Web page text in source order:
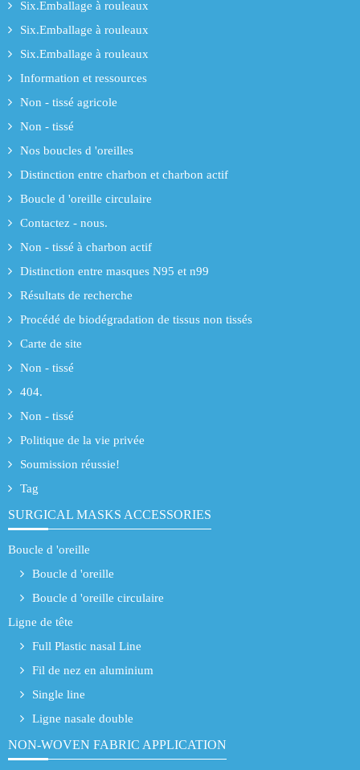
Six.Emballage à rouleaux
Six.Emballage à rouleaux
Six.Emballage à rouleaux
Information et ressources
Non - tissé agricole
Non - tissé
Nos boucles d 'oreilles
Distinction entre charbon et charbon actif
Boucle d 'oreille circulaire
Contactez - nous.
Non - tissé à charbon actif
Distinction entre masques N95 et n99
Résultats de recherche
Procédé de biodégradation de tissus non tissés
Carte de site
Non - tissé
404.
Non - tissé
Politique de la vie privée
Soumission réussie!
Tag
SURGICAL MASKS ACCESSORIES
Boucle d 'oreille
Boucle d 'oreille
Boucle d 'oreille circulaire
Ligne de tête
Full Plastic nasal Line
Fil de nez en aluminium
Single line
Ligne nasale double
NON-WOVEN FABRIC APPLICATION